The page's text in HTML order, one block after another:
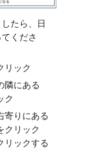
たら、日
くださ
リック
隣にある
ク
寄りにある
クリック
リックする